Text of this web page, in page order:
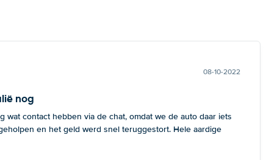
08-10-2022
nog
wat contact hebben via de chat, omdat we de auto daar iets
en het geld werd snel teruggestort. Hele aardige